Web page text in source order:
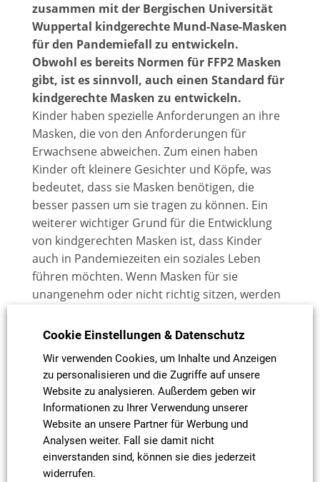
zusammen mit der Bergischen Universität
Wuppertal kindgerechte Mund-Nase-Masken
für den Pandemiefall zu entwickeln.
Obwohl es bereits Normen für FFP2 Masken
gibt, ist es sinnvoll, auch einen Standard für
kindgerechte Masken zu entwickeln.
Kinder haben spezielle Anforderungen an ihre
Masken, die von den Anforderungen für
Erwachsene abweichen. Zum einen haben
Kinder oft kleinere Gesichter und Köpfe, was
bedeutet, dass sie Masken benötigen, die
besser passen um sie tragen zu können. Ein
weiterer wichtiger Grund für die Entwicklung
von kindgerechten Masken ist, dass Kinder
auch in Pandemiezeiten ein soziales Leben
führen möchten. Wenn Masken für sie
unangenehm oder nicht richtig sitzen, werden
tragen. Dadurch steigt das Risiko einer
Daher ist es sinnvoll, kindgerechte Masken zu
entwickeln, die den Bedürfnissen von Kindern
entsprechen und ihnen helfen, sich in der
Pandemie zu schützen.
Wir wollen zusammen mit der Universität
Wuppertal zu einem Standard für
Kindermasken beitragen. Wir erwarten, dass
Cookie Einstellungen & Datenschutz
Wir verwenden Cookies, um Inhalte und Anzeigen
zu personalisieren und die Zugriffe auf unsere
Website zu analysieren. Außerdem geben wir
Informationen zu Ihrer Verwendung unserer
Website an unsere Partner für Werbung und
Analysen weiter. Fall sie damit nicht
einverstanden sind, können sie dies jederzeit
widerrufen.